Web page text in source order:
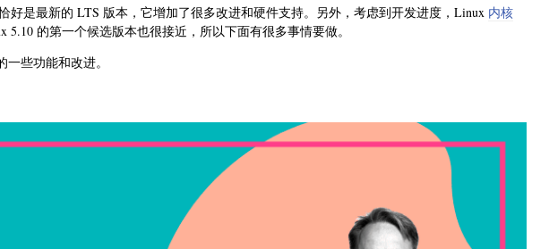
好是最新的 LTS 版本，它增加了很多改进和硬件支持。另外，考虑到开发进度，Linux 内核
5.10 的第一个候选版本也很接近，所以下面有很多事情要做。
些功能和改进。